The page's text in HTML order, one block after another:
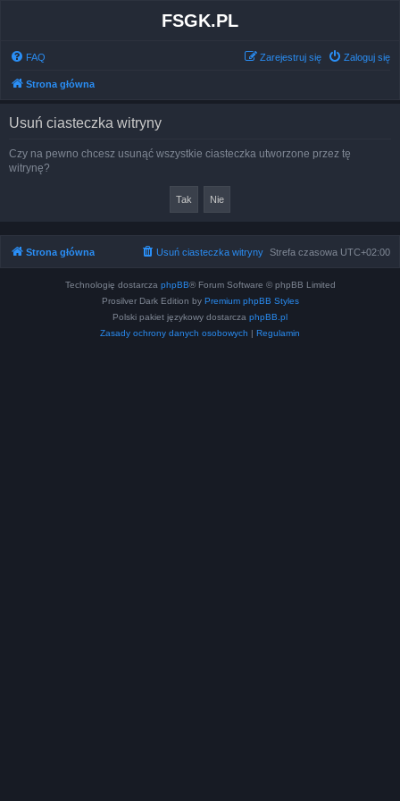
FSGK.PL
FAQ Zaloguj się
Zarejestruj się
Strona główna
Usuń ciasteczka witryny
Czy na pewno chcesz usunąć wszystkie ciasteczka utworzone przez tę
witrynę?
Strona główna Strefa czasowa UTC+02:00
Usuń ciasteczka witryny
Technologię dostarcza phpBB® Forum Software © phpBB Limited
Prosilver Dark Edition by Premium phpBB Styles
Polski pakiet językowy dostarcza phpBB.pl
Zasady ochrony danych osobowych | Regulamin